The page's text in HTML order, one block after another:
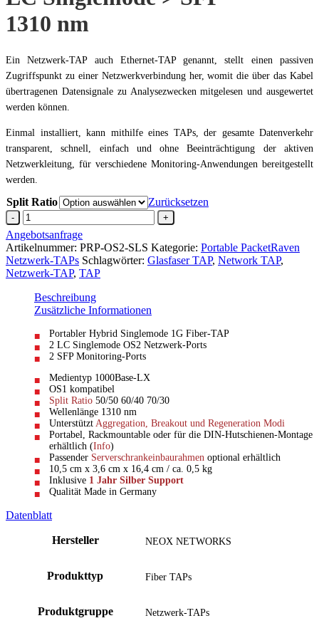
1310 nm
Ein Netzwerk-TAP auch Ethernet-TAP genannt, stellt einen passiven
Zugriffspunkt zu einer Netzwerkverbindung her, womit die über das Kabel
übertragenen Datensignale zu Analysezwecken mitgelesen und ausgewertet
werden können.
Einmal installiert, kann mithilfe eines TAPs, der gesamte Datenverkehr
transparent, schnell, einfach und ohne Beeinträchtigung der aktiven
Netzwerkleitung, für verschiedene Monitoring-Anwendungen bereitgestellt
werden.
Split Ratio
Zurücksetzen
OS2
Fiber
Netzwerk-
TAPLC
Singlemode
>
SFP1310
nm
Menge
Angebotsanfrage
Artikelnummer: PRP-OS2-SLS Kategorie: Portable PacketRaven
Netzwerk-TAPs Schlagwörter: Glasfaser TAP, Network TAP,
Netzwerk-TAP, TAP
Beschreibung
Zusätzliche Informationen
Portabler Hybrid Singlemode 1G Fiber-TAP
2 LC Singlemode OS2 Netzwerk-Ports
2 SFP Monitoring-Ports
Medientyp 1000Base-LX
OS1 kompatibel
Split Ratio 50/50 60/40 70/30
Wellenlänge 1310 nm
Unterstützt Aggregation, Breakout und Regeneration Modi
Portabel, Rackmountable oder für die DIN-Hutschienen-Montage
erhältlich (Info)
Passender Serverschrankeinbaurahmen optional erhältlich
10,5 cm x 3,6 cm x 16,4 cm / ca. 0,5 kg
Inklusive 1 Jahr Silber Support
Qualität Made in Germany
Datenblatt
Hersteller NEOX NETWORKS
Produkttyp Fiber TAPs
Produktgruppe Netzwerk-TAPs